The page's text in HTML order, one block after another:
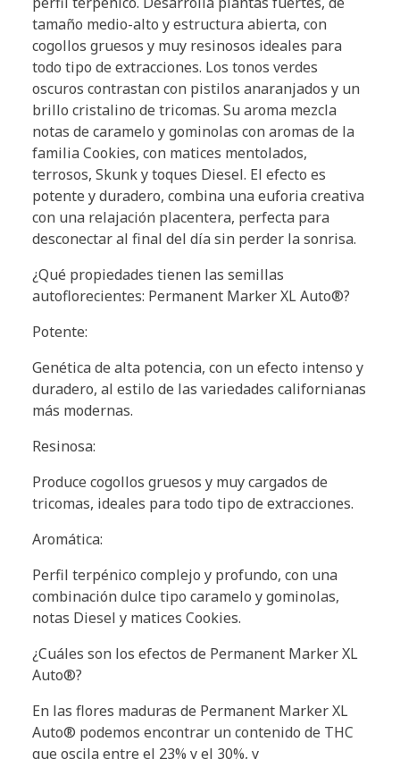
tamaño medio-alto y estructura abierta, con
cogollos gruesos y muy resinosos ideales para
todo tipo de extracciones. Los tonos verdes
oscuros contrastan con pistilos anaranjados y un
brillo cristalino de tricomas. Su aroma mezcla
notas de caramelo y gominolas con aromas de la
familia Cookies, con matices mentolados,
terrosos, Skunk y toques Diesel. El efecto es
potente y duradero, combina una euforia creativa
con una relajación placentera, perfecta para
desconectar al final del día sin perder la sonrisa.
¿Qué propiedades tienen las semillas
autoflorecientes: Permanent Marker XL Auto®?
Potente:
Genética de alta potencia, con un efecto intenso y
duradero, al estilo de las variedades californianas
más modernas.
Resinosa:
Produce cogollos gruesos y muy cargados de
tricomas, ideales para todo tipo de extracciones.
Aromática:
Perfil terpénico complejo y profundo, con una
combinación dulce tipo caramelo y gominolas,
notas Diesel y matices Cookies.
¿Cuáles son los efectos de Permanent Marker XL
Auto®?
En las flores maduras de Permanent Marker XL
Auto® podemos encontrar un contenido de THC
que oscila entre el 23% y el 30%, y